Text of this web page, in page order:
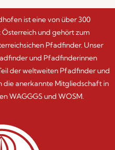
ist eine von über 300
und gehört zum
Pfadfinder. Unser
und Pfadfinderinnen
der weltweiten Pfadfinder und
anerkannte Mitgliedschaft in
WAGGGS und WOSM.